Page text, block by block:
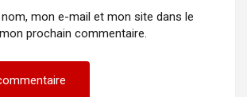
mon e-mail et mon site dans le
prochain commentaire.